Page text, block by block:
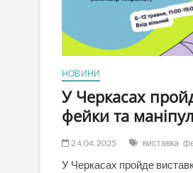
та
отримувало
максимальні
виплати
НОВИНИ
У Черкасах
фейки та
24.04.2025 виставка
У Черкасах пройде